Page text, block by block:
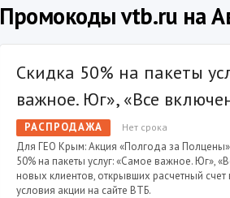
Промокоды vtb.ru на
Скидка 50% на пакеты
важное. Юг», «Все
РАСПРОДАЖА Нет срока
Для ГЕО Крым: Акция «Полгода за
50% на пакеты услуг: «Самое важное. Юг»,
новых клиентов, открывших расчетный
условия акции на сайте ВТБ.